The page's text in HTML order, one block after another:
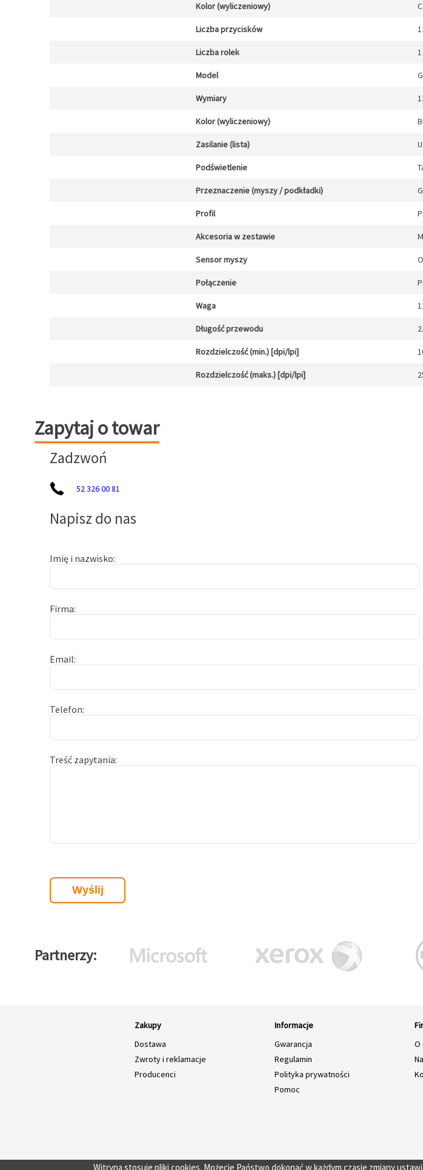
Kolor (wyliczeniowy)
Liczba przycisków
Liczba rolek 1
Model
Wymiary
Kolor (wyliczeniowy)
Zasilanie (lista)
Podświetlenie
Przeznaczenie (myszy / podkładki)
Profil
Akcesoria w zestawie
Sensor myszy
Połączenie
Waga
Długość przewodu
Rozdzielczość (min.) [dpi/lpi]
Rozdzielczość (maks.) [dpi/lpi]
Zapytaj o towar
Zapytaj o towar
Zadzwoń
52 326 00 81
Napisz do nas
Imię i nazwisko
Firma
Email
Telefon
Treść zapytania
Partnerzy
Zakupy
Dostawa
Zwroty i reklamacje
Producenci
Informacje
Gwarancja
Regulamin
Polityka prywatności
Pomoc
O
Witryna stosuje pliki cookies. Możecie Państwo dokonać w każdym czasie zmiany